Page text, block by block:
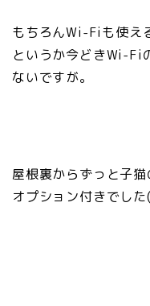
もちろんWi-Fiも使え
というか今どきWi-Fi
ないですが。
屋根裏からずっと子
オプション付きでし